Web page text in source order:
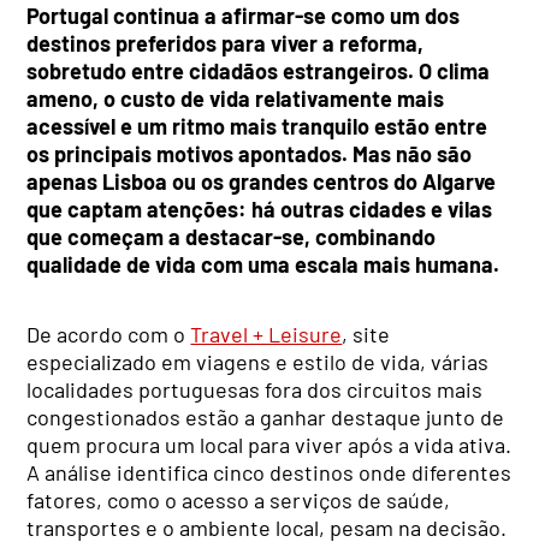
Portugal continua a afirmar-se como um dos
destinos preferidos para viver a reforma,
sobretudo entre cidadãos estrangeiros. O clima
ameno, o custo de vida relativamente mais
acessível e um ritmo mais tranquilo estão entre
os principais motivos apontados. Mas não são
apenas Lisboa ou os grandes centros do Algarve
que captam atenções: há outras cidades e vilas
que começam a destacar-se, combinando
qualidade de vida com uma escala mais humana.
De acordo com oTravel + Leisure, site
especializado em viagens e estilo de vida, várias
localidades portuguesas fora dos circuitos mais
congestionados estão a ganhar destaque junto de
quem procura um local para viver após a vida ativa.
A análise identifica cinco destinos onde diferentes
fatores, como o acesso a serviços de saúde,
transportes e o ambiente local, pesam na decisão.